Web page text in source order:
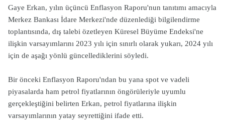
Gaye Erkan, yılın üçüncü Enflasyon Raporu'nun tanıtımı amacıyla
Merkez Bankası İdare Merkezi'nde düzenlediği bilgilendirme
toplantısında, dış talebi özetleyen Küresel Büyüme Endeksi'ne
ilişkin varsayımlarını 2023 yılı için sınırlı olarak yukarı, 2024 yılı
için de aşağı yönlü güncellediklerini söyledi.
Bir önceki Enflasyon Raporu'ndan bu yana spot ve vadeli
piyasalarda ham petrol fiyatlarının öngörüleriyle uyumlu
gerçekleştiğini belirten Erkan, petrol fiyatlarına ilişkin
varsayımlarının yatay seyrettiğini ifade etti.